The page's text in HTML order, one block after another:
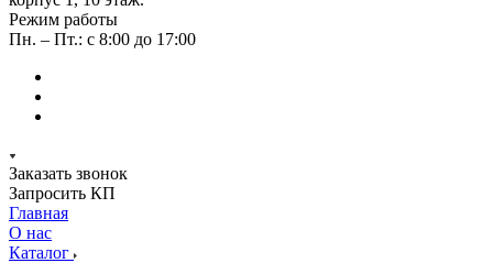
Режим работы
Пн. – Пт.: с 8:00 до 17:00
Заказать звонок
Запросить КП
Главная
О нас
Каталог